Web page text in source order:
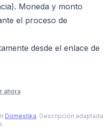
Moneda y monto
el proceso de
desde el enlace de
ahora
Domestika. Descripción adaptada